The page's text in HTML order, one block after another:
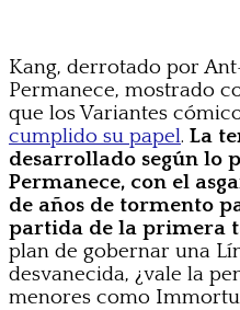
Kang, derrotado por
Permanece, mostrado
que los Variantes
cumplido su papel. La
desarrollado según lo
Permanece, con el
de años de tormento
partida de la primera
plan de gobernar una
desvanecida, ¿vale la
menores como